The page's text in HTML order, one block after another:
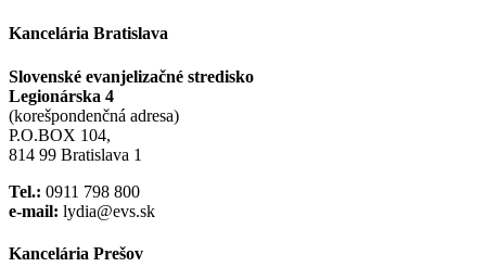
Kancelária Bratislava
Slovenské evanjelizačné stredisko
Legionárska 4
(korešpondenčná adresa)
P.O.BOX 104,
814 99 Bratislava 1
Tel.: 0911 798 800
e-mail: lydia@evs.sk
Kancelária Prešov